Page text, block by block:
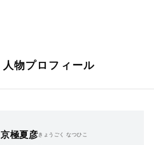
人物プロフィール
京極夏彦きょうごく なつひこ